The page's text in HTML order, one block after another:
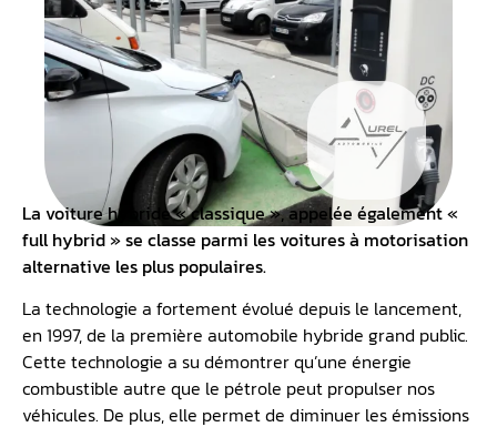
La voiturehybride« classique », appelée également «
full hybrid » se classe parmi les voitures à motorisation
alternative les plus populaires.
La technologie a fortement évolué depuis le lancement,
en 1997, de la première automobile hybride grand public.
Cette technologie a su démontrer qu’une énergie
combustible autre que le pétrole peut propulser nos
véhicules. De plus, elle permet de diminuer les émissions